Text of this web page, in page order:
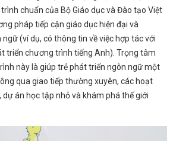
chuẩn của Bộ Giáo dục và Đào tạo Việt
pháp tiếp cận giáo dục hiện đại và
(ví dụ, có thông tin về việc hợp tác với
triển chương trình tiếng Anh). Trọng tâm
này là giúp trẻ phát triển ngôn ngữ một
qua giao tiếp thường xuyên, các hoạt
án học tập nhỏ và khám phá thế giới